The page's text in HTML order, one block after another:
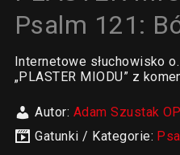
Psalm 121:
Internetowe słuchowisko
„PLASTER MIODU” z
Autor: Adam Szustak OP
Gatunki / Kategorie: